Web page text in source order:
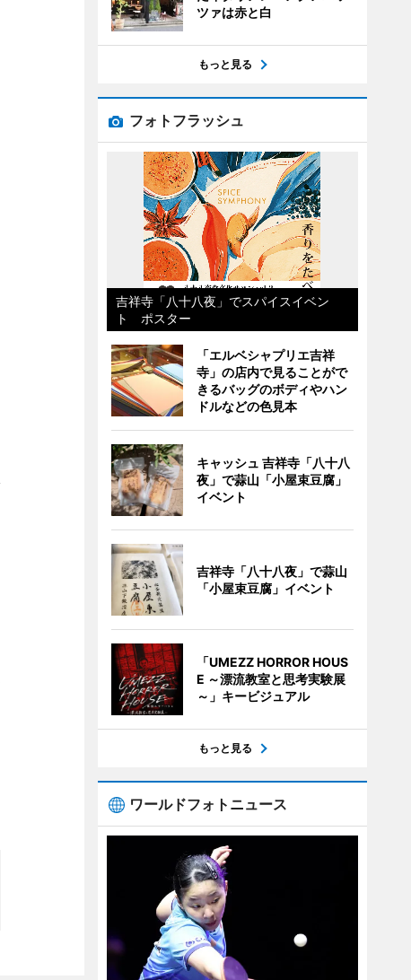
ツァは赤と白
もっと見る
フォトフラッシュ
吉祥寺「八十八夜」でスパイスイベン
ト ポスター
「エルベシャプリエ吉祥
寺」の店内で見ることがで
きるバッグのボディやハン
ドルなどの色見本
キャッシュ 吉祥寺「八十八
夜」で蒜山「小屋束豆腐」
イベント
吉祥寺「八十八夜」で蒜山
「小屋束豆腐」イベント
「UMEZZ HORROR HOUS
E ～漂流教室と思考実験展
～」キービジュアル
もっと見る
ワールドフォトニュース